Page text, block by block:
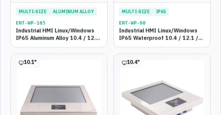
ตารางสรุปทั้ง 15 รุ่น พร้อมแนะนำกิจกรรมที่เหมาะสมและเส้นทาง
อัปเกรดในอนาคต — กรองตาม Tier เพื่อหารุ่นที่ตรงงานได้เร็วขึ้น
ทั้งหมด Entry — งบประหยัด
Standard — โรงงานทั่วไป
Outdoor — กลางแจ้ง
Flagship — IP69K
ENT-WP-165 Entry
Budget Series — เริ่มต้นถูกสุด
MULTI-SIZE ALUMINUM ALLOY
ENT-WP-165
Industrial HMI Linux/Windows
IP65 Aluminum Alloy 10.4 / 12.1
MULTI-SIZE IP65
ENT-WP-60
Industrial HMI Linux/Windows
IP65 Waterproof 10.4 / 12.1 /
10.1" 10.4"